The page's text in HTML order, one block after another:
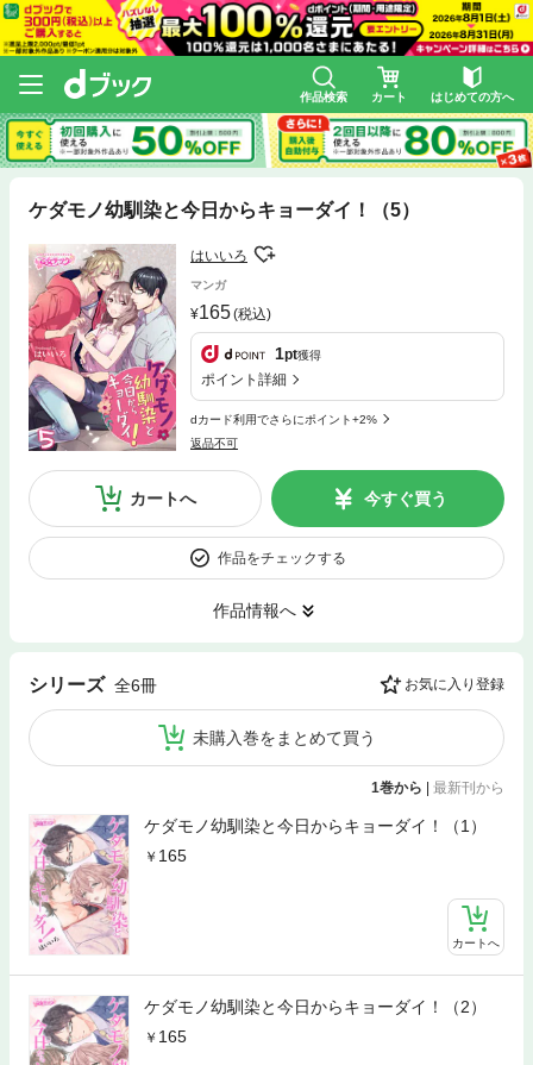
作品検索 カート はじめての方へ
ケダモノ幼馴染と今日からキョーダイ！（5）
はいいろ
マンガ
165(税込)
1pt獲得
ポイント詳細
dカード利用でさらにポイント+2%
返品不可
カートへ 今すぐ買う
作品をチェックする
作品情報へ
シリーズ 全6冊 お気に入り登録
未購入巻をまとめて買う
1巻から | 最新刊から
ケダモノ幼馴染と今日からキョーダイ！（1）
165
カートへ
ケダモノ幼馴染と今日からキョーダイ！（2）
165